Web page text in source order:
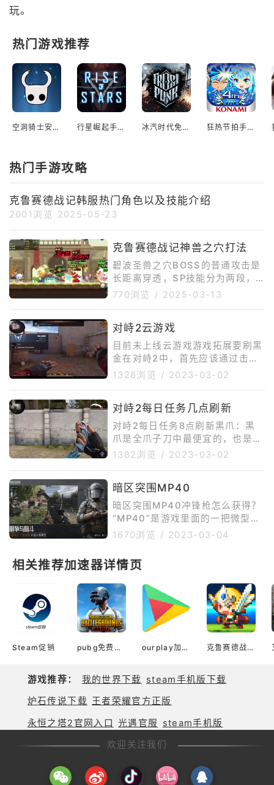
玩。
热门游戏推荐
空洞骑士安装手机版 行星崛起手机版 冰汽时代免费中文版 狂热节拍手机版
热门手游攻略
克鲁赛德战记韩服热门角色以及技能介绍
2001浏览 2025-05-23
克鲁赛德战记神兽之穴打法
碧波圣兽之穴BOSS的普通攻击是
长距离穿透，SP技能分为两段，
第一段射出水泡，能打到我方全
能也是比较合适的，女神带塞拉，
注意水球在队员间来回弹跳的特殊
攻击，最后一下将造成爆炸伤害留
塞拉防护。扭曲树精之穴这是目前
来说难度最大的一洞穴。BOSS普
攻分为两段，第一波能打到我方全
体，有击退效果;第二波会放种
子，在恢复效果或者BOSS发动普
攻后接续
770浏览 / 2025-03-13
对峙2云游戏
目前未上线云游戏游戏拓展要刷黑
金在对峙2中，首先应该通过击杀
BOSS和组队完成任务来获取经
的。《对峙2》是一款FPS射击游
戏。传奇的Standoff游戏以充满
活力的第一人称射击游戏形式回来
了。新地图、新武器类型、新游戏
模式都在这款令人难以置信的动作
游戏中等着你。恐怖分子和特种部
队将参与战斗，他们不是为了生活
而战，而是只求战死。作为一款F
PS
1328浏览 / 2023-03-02
对峙2每日任务几点刷新
对峙2每日任务8点刷新黑爪：黑
爪是全爪子刀中最便宜的，也是最
有质感的一把。在实战体验中很有
所以对于没有那么多钱的小伙伴，
我非常推荐你购买这把爪刀。红爪
红爪是所有爪子刀里最贵的(但我
并不觉得他有多好看)配匪方的手
套很好看，但警方就8太行了。而
一些磨损，所以对于强迫症的同学
这把刀比较
1382浏览 / 2023-03-02
暗区突围MP40
暗区突围MP40冲锋枪怎么获得？
“MP40”是游戏里面的一把微型冲
锋枪，可以通过市场或者搜索获
暗区突围MP40冲锋枪介绍，各位
玩家们快来看看吧。1.获取途径：
局内搜索/游荡者持有/市场购买。
2.这把枪的各项数据较M3A1有一
定提升，尤其是默认的弹匣容量提
升到了32发，续航能力有明显提
高。3.不过目前玩家无法从联络人
处直接购买这把武器，只能在局中
1670浏览 / 2023-03-04
相关推荐加速器详情页
Steam促销 pubg免费加速器 ourplay加速器官网 克鲁赛德战记(韩服)
游戏推荐： 我的世界下载
steam手机版下载
炉石传说下载 王者荣耀官方正版
永恒之塔2官网入口 光遇官服
steam手机版
欢迎关注我们